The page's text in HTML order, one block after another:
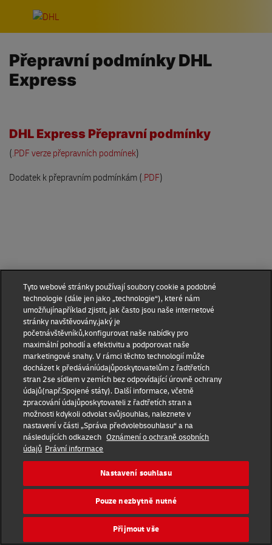
Přeskočit navigaci
Přepravní podmínky DHL
Express
DHL Express Přepravní podmínky
(.PDF verze přepravních podmínek)
Dodatek k přepravním podmínkám (.PDF)
Oznámení o ochraně osobních údajů
Povinnost povinného subjektu – o ochraně oznamovatele
Přepravní podmínky DHL Express
DHL Express Česká republika
DHL Express. Všechna práva vyhrazena.
Volejte220 300 111nebo840 103 000
Tyto webové stránky používají soubory cookie a podobné
technologie (dále jen jako „technologie“), které nám
umožňujínapříklad zjistit, jak často jsou naše internetové
stránky navštěvovány,jaký je
početnávštěvníků,konfigurovat naše nabídky pro
maximální pohodlí a efektivitu a podporovat naše
marketingové snahy. V rámci těchto technologií může
docházet k předáváníúdajůposkytovatelům z řadtřetích
stran 2se sídlem v zemích bez odpovídající úrovně ochrany
údajů(např.Spojené státy). Další informace, včetně
zpracování údajůposkytovateli z řadtřetích stran a
možnosti kdykoli odvolat svůjsouhlas, naleznete v
nastavení v části „Správa předvolebsouhlasu“ a na
následujících odkazech Oznámení o ochraně osobních
údajů Právní informace
Nastavení souhlasu
Pouze nezbytně nutné
Přijmout vše